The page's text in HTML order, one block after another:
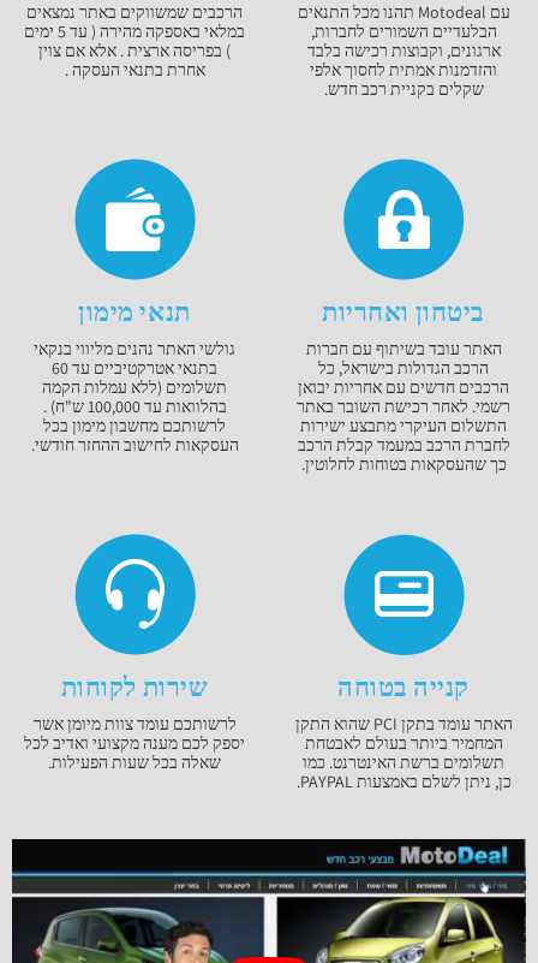
עם Motodeal תהנו מכל התנאים
הבלעדיים השמורים לחברות,
ארגונים, וקבוצות רכישה בלבד
והזדמנות אמתית לחסוך אלפי
שקלים בקניית רכב חדש.
הרכבים שמשווקים באתר נמצאים
במלאי באספקה מהירה ( עד 5 ימים
) בפריסה ארצית . אלא אם צוין
אחרת בתנאי העסקה .
ביטחון ואחריות
האתר עובד בשיתוף עם חברות
הרכב הגדולות בישראל, כל
הרכבים חדשים עם אחריות יבואן
רשמי. לאחר רכישת השובר באתר
התשלום העיקרי מתבצע ישירות
לחברת הרכב במעמד קבלת הרכב
כך שהעסקאות בטוחות לחלוטין.
תנאי מימון
גולשי האתר נהנים מליווי בנקאי
בתנאי אטרקטיביים עד 60
תשלומים (ללא עמלות הקמה
בהלוואות עד 100,000 ש"ח) .
לרשותכם מחשבון מימון בכל
העסקאות לחישוב ההחזר חודשי.
קנייה בטוחה
האתר עומד בתקן PCI שהוא התקן
המחמיר ביותר בעולם לאבטחת
תשלומים ברשת האינטרנט. כמו
כן, ניתן לשלם באמצעות PAYPAL.
שירות לקוחות
לרשותכם עומד צוות מיומן אשר
יספק לכם מענה מקצועי ואדיב לכל
שאלה בכל שעות הפעילות.